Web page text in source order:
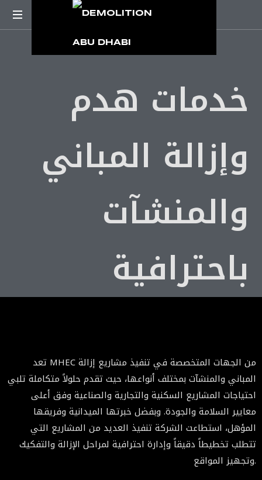
خدمات هدم
وإزالة المباني
والمنشآت
باحترافية
تعد MHEC من الجهات المتخصصة في تنفيذ مشاريع إزالة
المباني والمنشآت بمختلف أنواعها، حيث تقدم حلولاً متكاملة تلبي
احتياجات المشاريع السكنية والتجارية والصناعية وفق أعلى
معايير السلامة والجودة. وبفضل خبرتها الميدانية وفريقها
المؤهل، استطاعت الشركة تنفيذ العديد من المشاريع التي
تتطلب تخطيطاً دقيقاً وإدارة احترافية لمراحل الإزالة والتفكيك
وتجهيز المواقع.